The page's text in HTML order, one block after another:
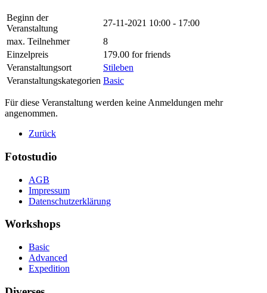
Beginn der
Veranstaltung
27-11-2021 10:00 - 17:00
max. Teilnehmer
8
Einzelpreis
179.00 for friends
Veranstaltungsort
Stileben
Veranstaltungskategorien Basic
Für diese Veranstaltung werden keine Anmeldungen mehr
angenommen.
Zurück
Fotostudio
AGB
Impressum
Datenschutzerklärung
Workshops
Basic
Advanced
Expedition